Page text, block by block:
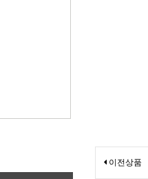
이전상품